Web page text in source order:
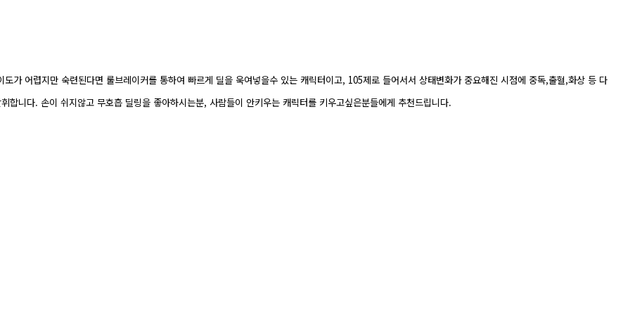
가 어렵지만 숙련된다면 룰브레이커를 통하여 빠르게 딜을 욱여넣을수 있는 캐릭터이고, 105제로 들어서서 상태변화가 중요해진 시점에 중독,출혈,화상 등 다
니다. 손이 쉬지않고 무호흡 딜링을 좋아하시는분, 사람들이 안키우는 캐릭터를 키우고싶은분들에게 추천드립니다.